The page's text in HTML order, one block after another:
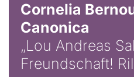
Cornelia
Canonica
„Lou Andreas
Freundschaft!